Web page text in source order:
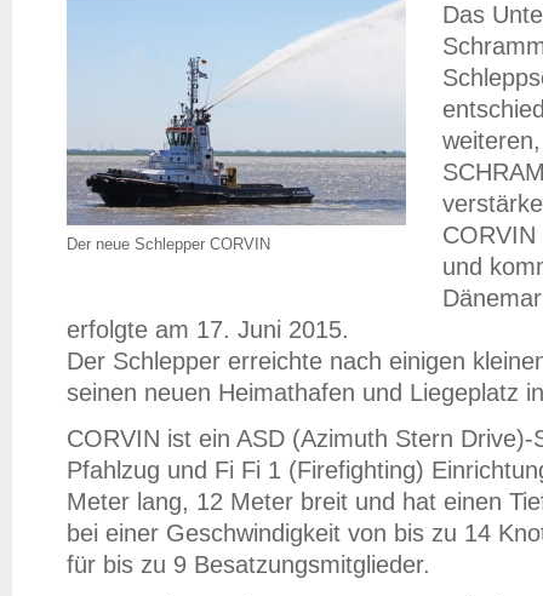
Der neue Schlepper CORVIN
Das
und
erfolgte am 17. Juni 2015.
Der Schlepper erreichte nach einigen
seinen neuen Heimathafen und Liegeplatz
CORVIN ist ein ASD (Azimuth Stern Drive)-
Pfahlzug und Fi Fi 1 (Firefighting)
Meter lang, 12 Meter breit und hat einen
bei einer Geschwindigkeit von bis zu 14
für bis zu 9 Besatzungsmitglieder.